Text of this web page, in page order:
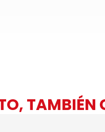
TAMBIÉN